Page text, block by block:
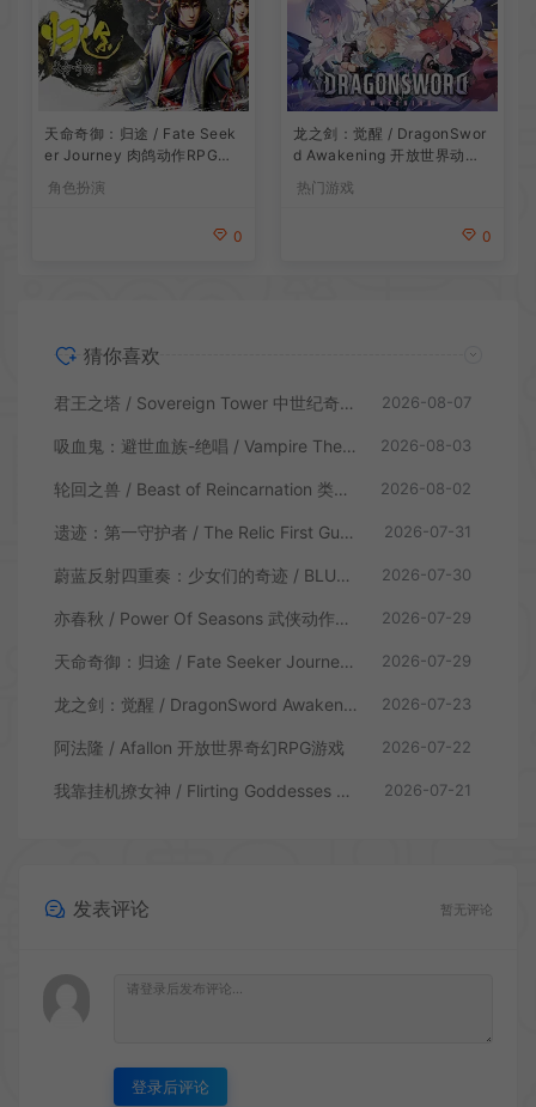
天命奇御：归途 / Fate Seek
er Journey 肉鸽动作RPG游
角色扮演
0
龙之剑：觉醒 / DragonSwor
d Awakening 开放世界动作R
热门游戏
0
猜你喜欢
君王之塔 / Sovereign Tower 中世纪奇幻模拟RPG游戏 2026-08-07
吸血鬼：避世血族-绝唱 / Vampire The Masquerade Swansong 2026-08-03
轮回之兽 / Beast of Reincarnation 类魂硬核动作RPG游戏 2026-08-02
遗迹：第一守护者 / The Relic First Guardian 类魂动作RPG游戏 2026-07-31
蔚蓝反射四重奏：少女们的奇迹 / BLUE REFLECTION Quartet 卡通回合制RPG游戏 2026-07-30
亦春秋 / Power Of Seasons 武侠动作ARPG游戏 2026-07-29
天命奇御：归途 / Fate Seeker Journey 肉鸽动作RPG游戏 2026-07-29
龙之剑：觉醒 / DragonSword Awakening 开放世界动作RPG游戏 2026-07-23
阿法隆 / Afallon 开放世界奇幻RPG游戏 2026-07-22
我靠挂机撩女神 / Flirting Goddesses by AFK 休闲放置RPG游戏 2026-07-21
发表评论 暂无评论
登录后评论